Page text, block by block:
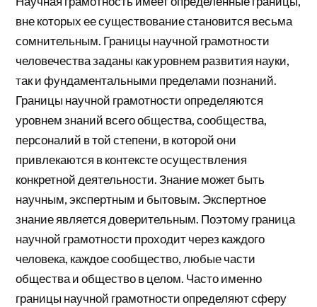
вне которых ее существование становится весьма
сомнительным. Границы научной грамотности
человечества заданы как уровнем развития науки,
так и фундаментальными пределами познаний.
Границы научной грамотности определяются
уровнем знаний всего общества, сообщества,
персоналий в той степени, в которой они
привлекаются в контексте осуществления
конкретной деятельности. Знание может быть
научным, экспертным и бытовым. Экспертное
знание является доверительным. Поэтому граница
научной грамотности проходит через каждого
человека, каждое сообщество, любые части
общества и общество в целом. Часто именно
границы научной грамотности определяют сферу